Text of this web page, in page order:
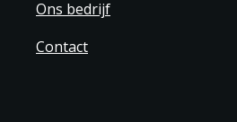
Ons bedrijf
Contact